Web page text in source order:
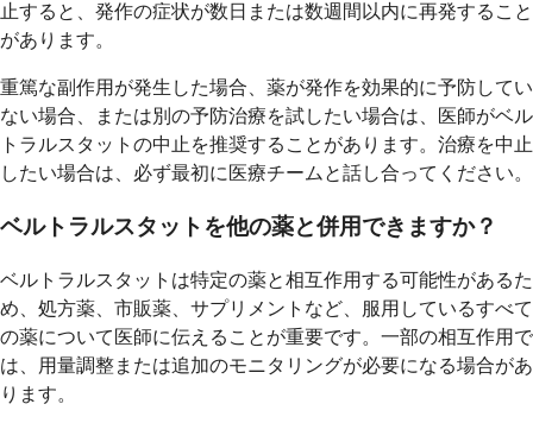
止すると、発作の症状が数日または数週間以内に再発すること
があります。
重篤な副作用が発生した場合、薬が発作を効果的に予防してい
ない場合、または別の予防治療を試したい場合は、医師がベル
トラルスタットの中止を推奨することがあります。治療を中止
したい場合は、必ず最初に医療チームと話し合ってください。
ベルトラルスタットを他の薬と併用できますか？
ベルトラルスタットは特定の薬と相互作用する可能性があるた
め、処方薬、市販薬、サプリメントなど、服用しているすべて
の薬について医師に伝えることが重要です。一部の相互作用で
は、用量調整または追加のモニタリングが必要になる場合があ
ります。